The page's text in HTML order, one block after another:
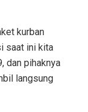
kurban
saat ini kita
dan pihaknya
langsung